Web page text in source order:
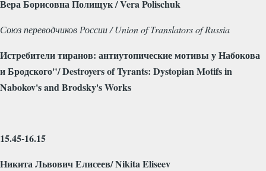
ВераБорисовнаПолищук/ Vera Polischuk
Союз переводчиков России / Union of Translators of Russia
Истребителитиранов: антиутопическиемотивы уНабокова
иБродского"/ Destroyers of Tyrants: Dystopian Motifs in
Nabokov's and Brodsky's Works
15.45-16.15
НикитаЛьвовичЕлисеев/ Nikita Eliseev